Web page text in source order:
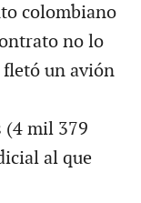
colombiano
no lo
un avión
(4 mil 379
al que